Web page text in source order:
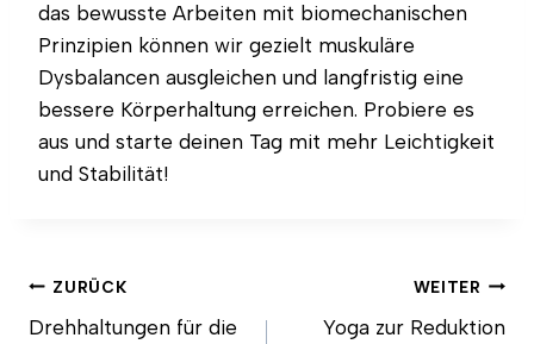
das bewusste Arbeiten mit biomechanischen
Prinzipien können wir gezielt muskuläre
Dysbalancen ausgleichen und langfristig eine
bessere Körperhaltung erreichen. Probiere es
aus und starte deinen Tag mit mehr Leichtigkeit
und Stabilität!
Beitragsnavigation
ZURÜCK
Drehhaltungen für die
WEITER
Yoga zur Reduktion